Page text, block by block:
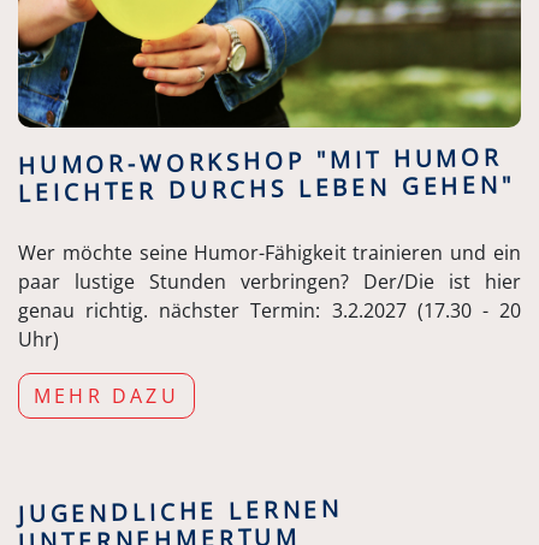
HUMOR-WORKSHOP "MIT HUMOR
LEICHTER DURCHS LEBEN GEHEN"
Wer möchte seine Humor-Fähigkeit trainieren und ein
paar lustige Stunden verbringen? Der/Die ist hier
genau richtig. nächster Termin: 3.2.2027 (17.30 - 20
Uhr)
MEHR DAZU
JUGENDLICHE LERNEN